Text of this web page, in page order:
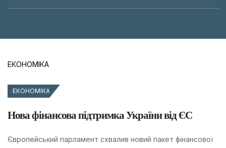
ЕКОНОМІКА
ЕКОНОМІКА
Нова фінансова підтримка України від ЄС
Європейський парламент схвалив новий пакет фінансової